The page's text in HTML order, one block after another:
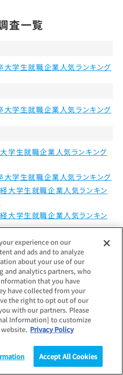
統計（データ） コラム
査一覧
大学生就職企業人気ランキング
大学生就職企業人気ランキング
大学生就職企業人気ランキング
大学生就職企業人気ランキング
経大学生就職企業人気ランキン
経大学生就職企業人気ランキン
ナビ・日経大学生就職企業人気ラ
卒）
ナビ・日経大学生就職企業人気ラ
卒）
日経大学生就職企業人気ランキ
日経大学生就職企業人気ランキ
日経大学生就職企業人気ランキ
experience on our
and ads and to analyze
about your use of our
and analytics partners, who
that you have
have collected from your
the right to opt out of our
with our partners. Please
Information] to customize
Privacy Policy
Accept All Cookies